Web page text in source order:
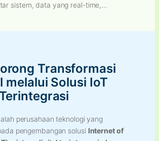
sistem, data yang real-time,…
Transformasi
melalui Solusi IoT
perusahaan teknologi yang
pengembangan solusi Internet of